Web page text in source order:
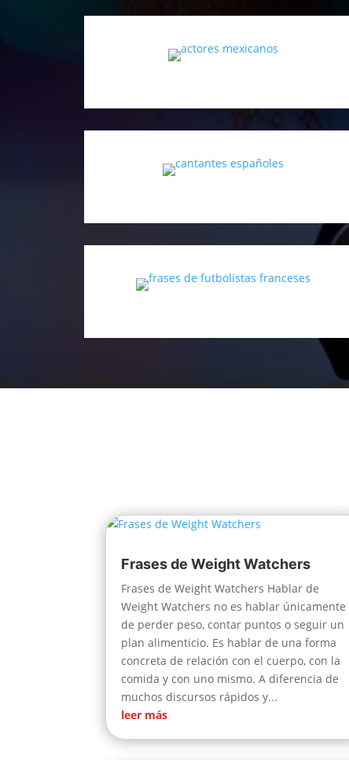
Frases de Weight Watchers
Frases de Weight Watchers Hablar de
Weight Watchers no es hablar únicamente
de perder peso, contar puntos o seguir un
plan alimenticio. Es hablar de una forma
concreta de relación con el cuerpo, con la
comida y con uno mismo. A diferencia de
muchos discursos rápidos y...
leer más